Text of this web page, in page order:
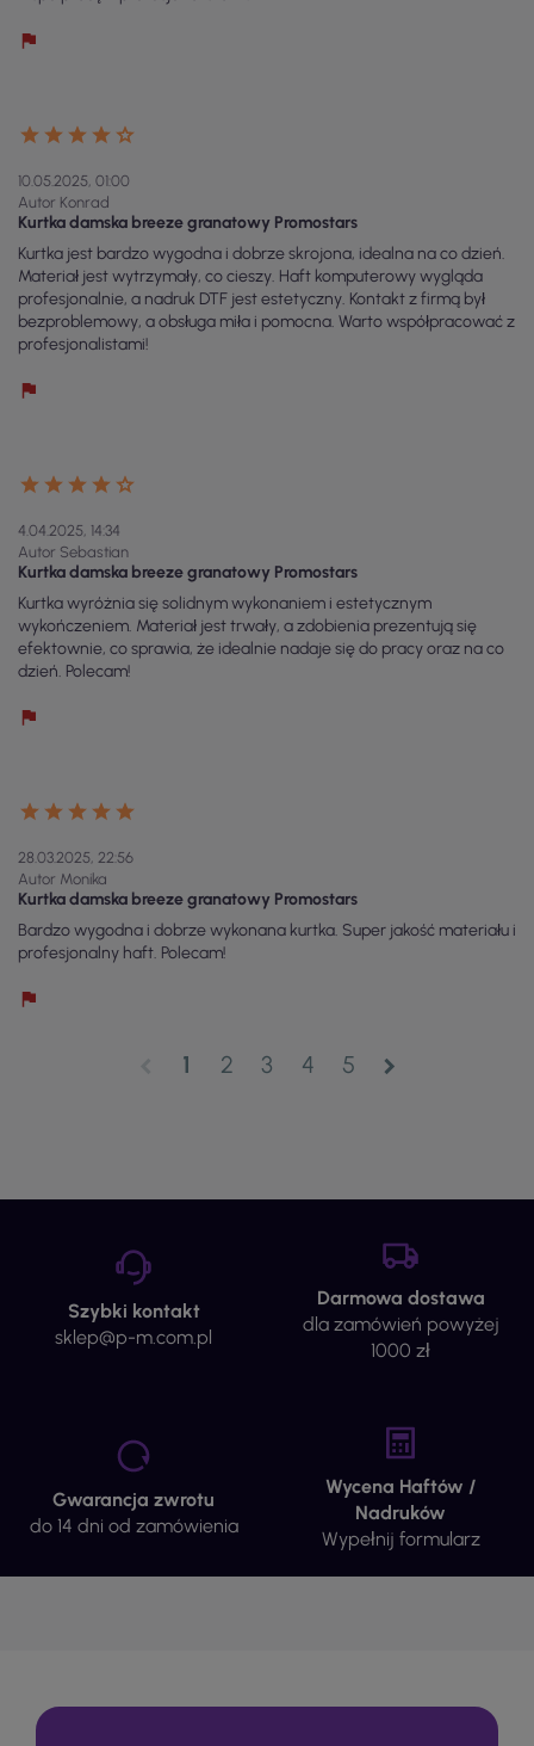
10.05.2025, 01:00
Autor Konrad
Kurtka damska breeze granatowy Promostars
Kurtka jest bardzo wygodna i dobrze skrojona, idealna na co dzień.
Materiał jest wytrzymały, co cieszy. Haft komputerowy wygląda
profesjonalnie, a nadruk DTF jest estetyczny. Kontakt z firmą był
bezproblemowy, a obsługa miła i pomocna. Warto współpracować z
profesjonalistami!
4.04.2025, 14:34
Autor Sebastian
Kurtka damska breeze granatowy Promostars
Kurtka wyróżnia się solidnym wykonaniem i estetycznym
wykończeniem. Materiał jest trwały, a zdobienia prezentują się
efektownie, co sprawia, że idealnie nadaje się do pracy oraz na co
dzień. Polecam!
28.03.2025, 22:56
Autor Monika
Kurtka damska breeze granatowy Promostars
Bardzo wygodna i dobrze wykonana kurtka. Super jakość materiału i
profesjonalny haft. Polecam!
1 2 3 4 5 chevron_right
Szybki kontakt
sklep@p-m.com.pl
Darmowa dostawa
dla zamówień powyżej
1000 zł
Gwarancja zwrotu
do 14 dni od zamówienia
Wycena Haftów /
Nadruków
Wypełnij formularz